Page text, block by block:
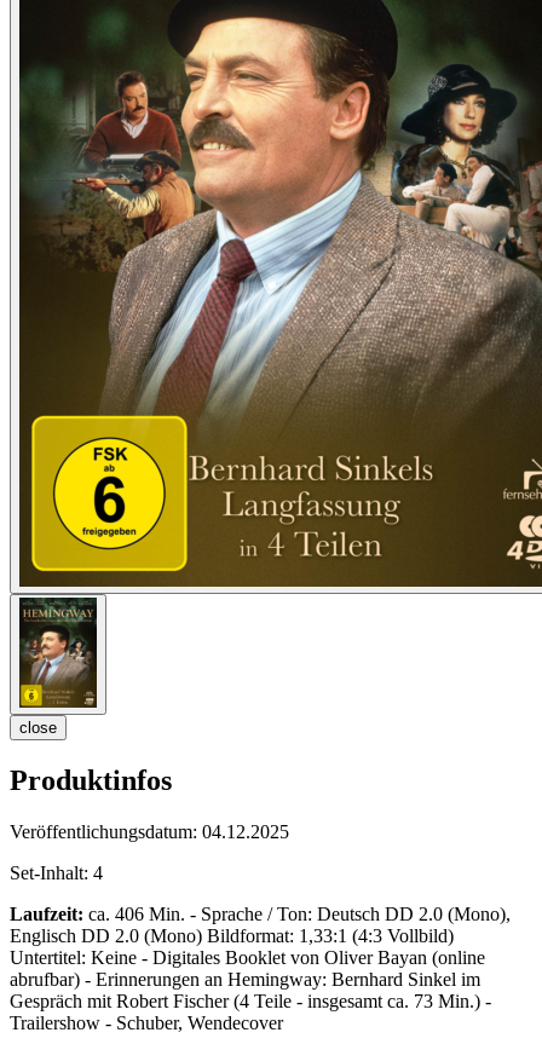
close
Produktinfos
Veröffentlichungsdatum: 04.12.2025
Set-Inhalt: 4
Laufzeit: ca. 406 Min. - Sprache / Ton: Deutsch DD 2.0 (Mono),
Englisch DD 2.0 (Mono) Bildformat: 1,33:1 (4:3 Vollbild)
Untertitel: Keine - Digitales Booklet von Oliver Bayan (online
abrufbar) - Erinnerungen an Hemingway: Bernhard Sinkel im
Gespräch mit Robert Fischer (4 Teile - insgesamt ca. 73 Min.) -
Trailershow - Schuber, Wendecover